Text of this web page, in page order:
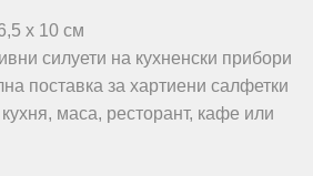
x 10 см
силуети на кухненски прибори
поставка за хартиени салфетки
кухня, маса, ресторант, кафе или